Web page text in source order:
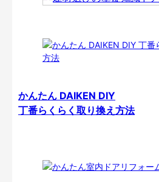
かんたん DAIKEN DIY
丁番らくらく取り換え方法